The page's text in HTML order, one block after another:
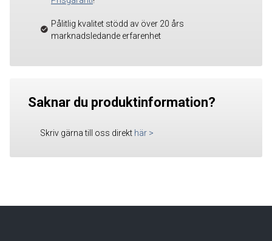
Pålitlig kvalitet stödd av över 20 års
marknadsledande erfarenhet
Saknar du produktinformation?
Skriv gärna till oss direkt här >